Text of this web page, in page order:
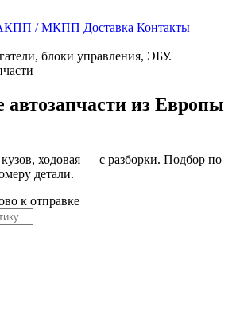
/ МКПП Доставка Контакты
из Европы
ходовая — с разборки. Подбор по
детали.
к отправке